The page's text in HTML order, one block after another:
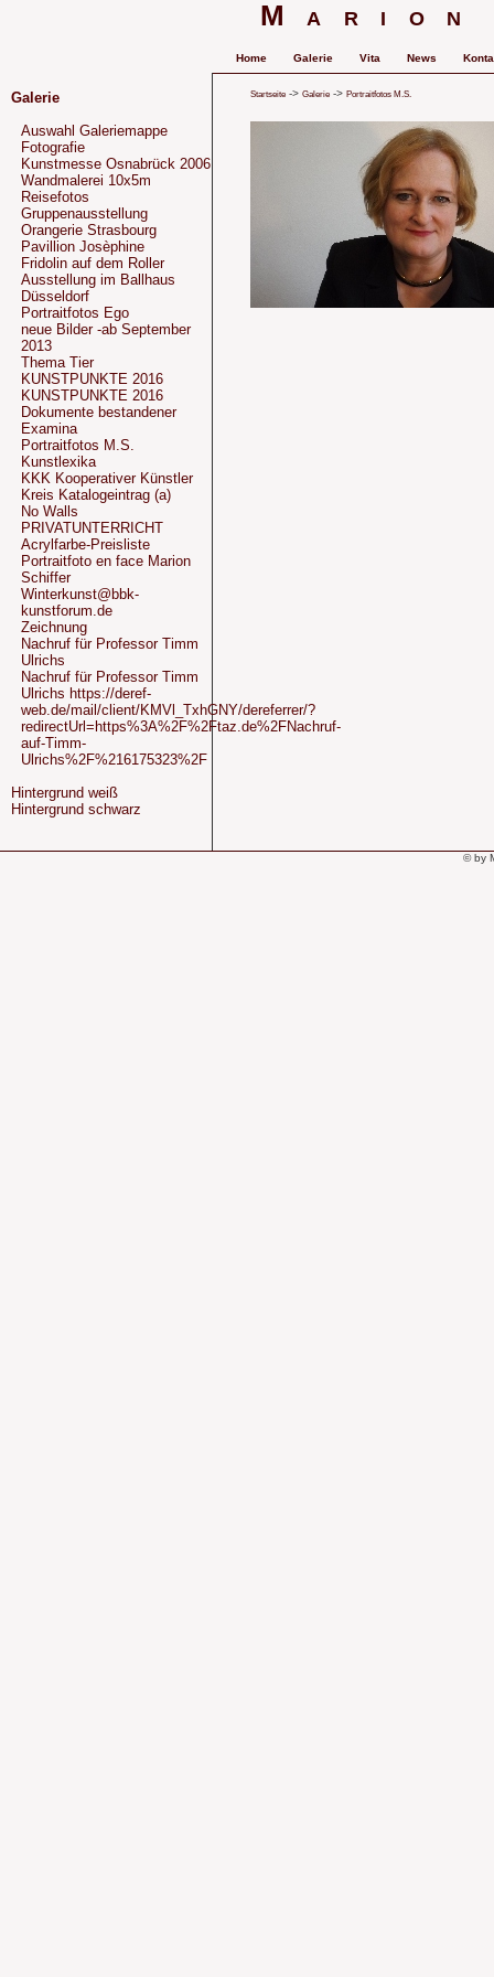
Home Galerie Vita News
Startseite ->Galerie ->Portraitfotos M.S.
Galerie
Auswahl Galeriemappe
Fotografie
Kunstmesse Osnabrück 2006
Wandmalerei 10x5m
Reisefotos
Gruppenausstellung
Orangerie Strasbourg
Pavillion Josèphine
Fridolin auf dem Roller
Ausstellung im Ballhaus
Düsseldorf
Portraitfotos Ego
neue Bilder -ab September
2013
Thema Tier
KUNSTPUNKTE 2016
KUNSTPUNKTE 2016
Dokumente bestandener
Examina
Portraitfotos M.S.
Kunstlexika
KKK Kooperativer Künstler
Kreis Katalogeintrag (a)
No Walls
PRIVATUNTERRICHT
Acrylfarbe-Preisliste
Portraitfoto en face Marion
Schiffer
Winterkunst@bbk-
kunstforum.de
Zeichnung
Nachruf für Professor Timm
Ulrichs
Nachruf für Professor Timm
Ulrichs https://deref-
web.de/mail/client/KMVl_TxhGNY/dereferrer/?
redirectUrl=https%3A%2F%2Ftaz.de%2FNachruf-
auf-Timm-
Ulrichs%2F%216175323%2F
Hintergrund weiß
Hintergrund schwarz
© by